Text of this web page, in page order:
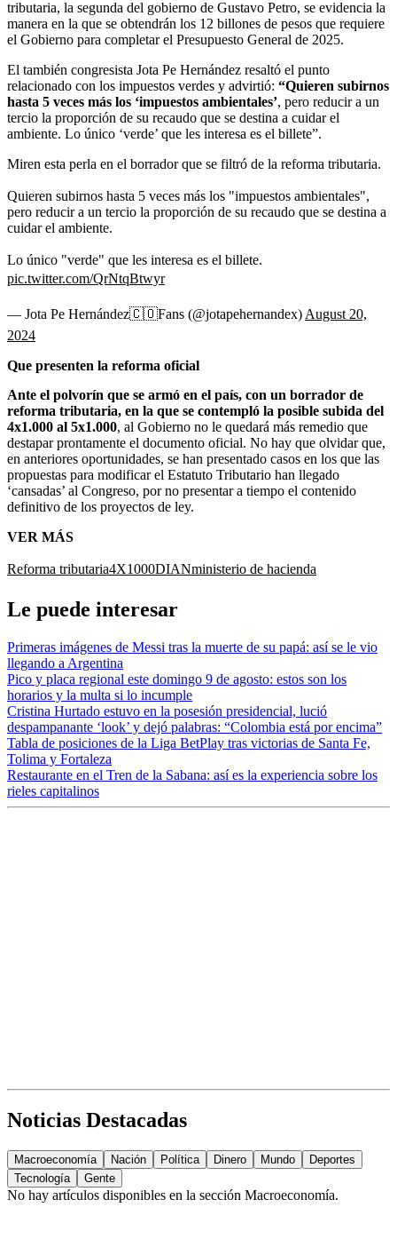
tributaria, la segunda del gobierno de Gustavo Petro, se evidencia la
manera en la que se obtendrán los 12 billones de pesos que requiere
el Gobierno para completar el Presupuesto General de 2025.
El también congresista Jota Pe Hernández resaltó el punto
relacionado con los impuestos verdes y advirtió: “Quieren subirnos
hasta 5 veces más los ‘impuestos ambientales’, pero reducir a un
tercio la proporción de su recaudo que se destina a cuidar el
ambiente. Lo único ‘verde’ que les interesa es el billete”.
Miren esta perla en el borrador que se filtró de la reforma tributaria.
Quieren subirnos hasta 5 veces más los "impuestos ambientales",
pero reducir a un tercio la proporción de su recaudo que se destina a
cuidar el ambiente.
Lo único "verde" que les interesa es el billete.
pic.twitter.com/QrNtqBtwyr
— Jota Pe Hernández🇨🇴Fans (@jotapehernandex) August 20,
2024
Que presenten la reforma oficial
Ante el polvorín que se armó en el país, con un borrador de
reforma tributaria, en la que se contempló la posible subida del
4x1.000 al 5x1.000, al Gobierno no le quedará más remedio que
destapar prontamente el documento oficial. No hay que olvidar que,
en anteriores oportunidades, se han presentado casos en los que las
propuestas para modificar el Estatuto Tributario han llegado
‘cansadas’ al Congreso, por no presentar a tiempo el contenido
definitivo de los proyectos de ley.
VER MÁS
Reforma tributaria4X1000DIANministerio de hacienda
Le puede interesar
Primeras imágenes de Messi tras la muerte de su papá: así se le vio
llegando a Argentina
Pico y placa regional este domingo 9 de agosto: estos son los
horarios y la multa si lo incumple
Cristina Hurtado estuvo en la posesión presidencial, lució
despampanante ‘look’ y dejó palabras: “Colombia está por encima”
Tabla de posiciones de la Liga BetPlay tras victorias de Santa Fe,
Tolima y Fortaleza
Restaurante en el Tren de la Sabana: así es la experiencia sobre los
rieles capitalinos
Noticias Destacadas
Macroeconomía Nación Política Dinero Mundo
Deportes
Tecnología
Gente
No hay artículos disponibles en la sección Macroeconomía.